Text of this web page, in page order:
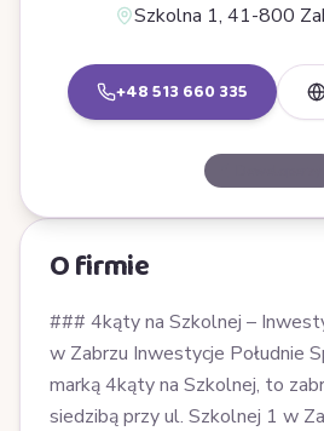
Szkolna 1, 41-800
+48 513 660 335
O firmie
### 4kąty na Szkolnej –
w Zabrzu Inwestycje Południe
marką 4kąty na Szkolnej, to
siedzibą przy ul. Szkolnej 1 w